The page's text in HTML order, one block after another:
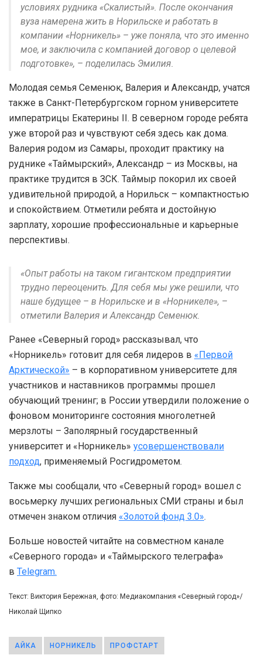
условиях рудника «Скалистый». После окончания
вуза намерена жить в Норильске и работать в
компании «Норникель» – уже поняла, что это именно
мое, и заключила с компанией договор о целевой
подготовке», – поделилась Эмилия.
Молодая семья Семенюк, Валерия и Александр, учатся
также в Санкт-Петербургском горном университете
императрицы Екатерины II. В северном городе ребята
уже второй раз и чувствуют себя здесь как дома.
Валерия родом из Самары, проходит практику на
руднике «Таймырский», Александр – из Москвы, на
практике трудится в ЗСК. Таймыр покорил их своей
удивительной природой, а Норильск – компактностью
и спокойствием. Отметили ребята и достойную
зарплату, хорошие профессиональные и карьерные
перспективы.
«Опыт работы на таком гигантском предприятии
трудно переоценить. Для себя мы уже решили, что
наше будущее – в Норильске и в «Норникеле», –
отметили Валерия и Александр Семенюк.
Ранее «Северный город» рассказывал, что
«Норникель» готовит для себя лидеров в «Первой
Арктической» – в корпоративном университете для
участников и наставников программы прошел
обучающий тренинг; в России утвердили положение о
фоновом мониторинге состояния многолетней
мерзлоты – Заполярный государственный
университет и «Норникель» усовершенствовали
подход, применяемый Росгидрометом.
Также мы сообщали, что «Северный город» вошел с
восьмерку лучших региональных СМИ страны и был
отмечен знаком отличия «Золотой фонд 3.0».
Больше новостей читайте на совместном канале
«Северного города» и «Таймырского телеграфа»
в Telegram.
Текст: Виктория Бережная, фото: Медиакомпания «Северный город»/
Николай Щипко
АЙКА НОРНИКЕЛЬ ПРОФСТАРТ